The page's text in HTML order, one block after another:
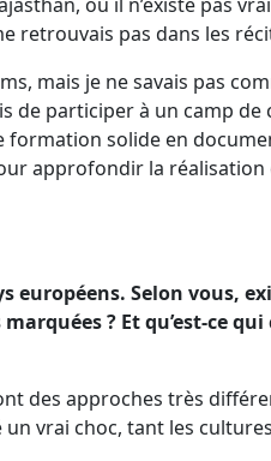
où il n’existe pas
retrouvais pas dans les
mais je ne savais pas
de participer à un camp de
solide en
approfondir la
européens. Selon vous,
? Et qu’est-ce
des approches très
un vrai choc, tant les